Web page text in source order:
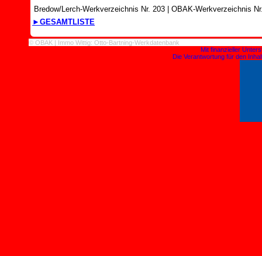
Bredow/Lerch-Werkverzeichnis Nr. 203
OBAK-Werkverzeichnis
►GESAMTLISTE
© OBAK | Immo Wittig: Otto-Bartning-Werkdatenbank
Mit finanzieller
Die Verantwortung für den